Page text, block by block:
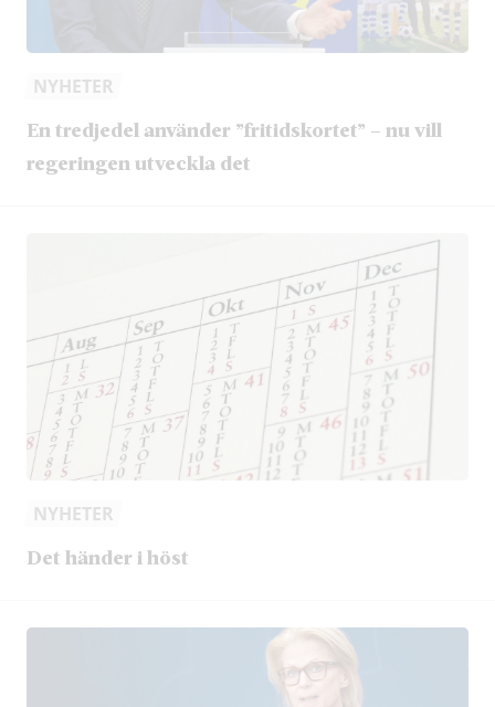
NYHETER
En tredjedel använder ”fritidskortet” – nu vill
regeringen utveckla det
NYHETER
Det händer i höst